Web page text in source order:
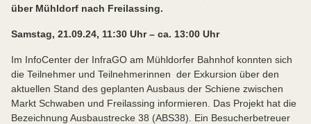
über Mühldorf nach Freilassing.
Samstag, 21.09.24, 11:30 Uhr – ca. 13:00 Uhr
Im InfoCenter der InfraGO am Mühldorfer Bahnhof konnten sich
die Teilnehmer und Teilnehmerinnen der Exkursion über den
aktuellen Stand des geplanten Ausbaus der Schiene zwischen
Markt Schwaben und Freilassing informieren. Das Projekt hat die
Bezeichnung Ausbaustrecke 38 (ABS38). Ein Besucherbetreuer